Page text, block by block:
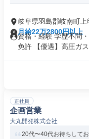
岐阜県羽島郡岐南町上
月給22万2800円以上
資格・経験 学歴不問
免許 【優遇】高圧ガス
正社員
企画営業
大丸開発株式会社
20代〜40代お待ちして